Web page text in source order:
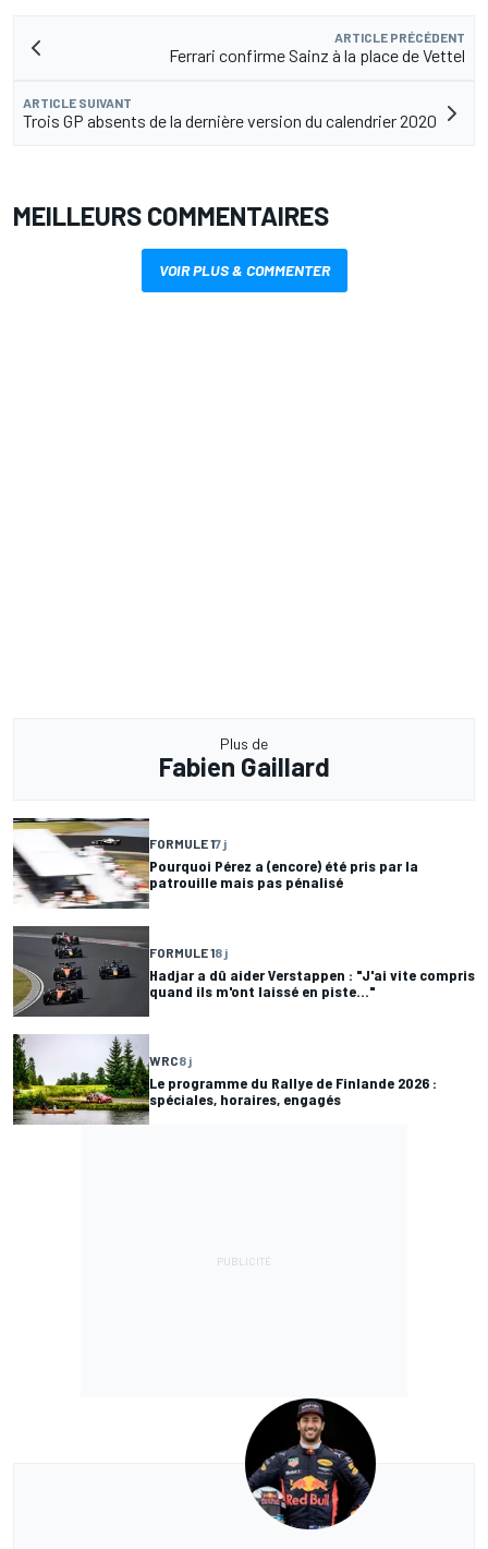
ARTICLE PRÉCÉDENT
Ferrari confirme Sainz à la place de Vettel
ARTICLE SUIVANT
Trois GP absents de la dernière version du calendrier 2020
MEILLEURS COMMENTAIRES
VOIR PLUS & COMMENTER
Plus de
Fabien Gaillard
FORMULE 17 j
Pourquoi Pérez a (encore) été pris par la
patrouille mais pas pénalisé
FORMULE 18 j
Hadjar a dû aider Verstappen : "J'ai vite compris
quand ils m'ont laissé en piste..."
WRC8 j
Le programme du Rallye de Finlande 2026 :
spéciales, horaires, engagés